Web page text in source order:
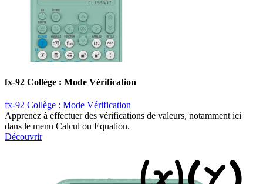
fx-92 Collège : Mode Vérification
fx-92 Collège : Mode Vérification
Apprenez à effectuer des vérifications de valeurs, notamment ici
dans le menu Calcul ou Equation.
Découvrir